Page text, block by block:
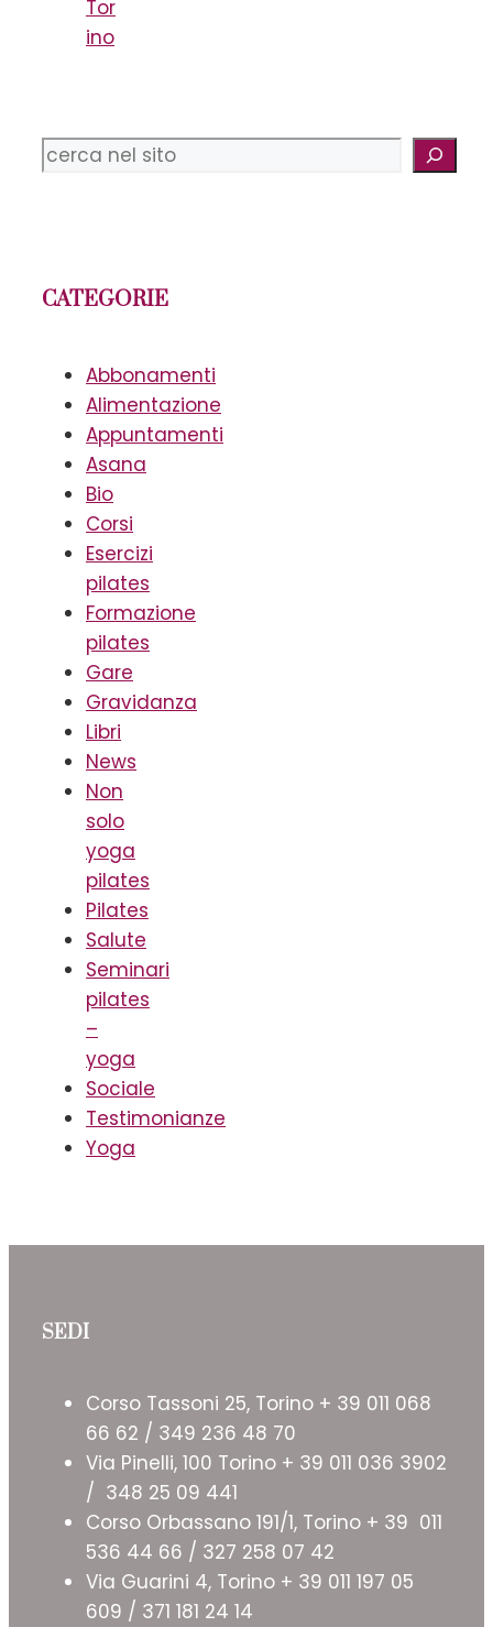
Tor
ino
Cerca
CATEGORIE
Abbonamenti
Alimentazione
Appuntamenti
Asana
Bio
Corsi
Esercizi
pilates
Formazione
pilates
Gare
Gravidanza
Libri
News
Non
solo
yoga
pilates
Pilates
Salute
Seminari
pilates
–
yoga
Sociale
Testimonianze
Yoga
SEDI
Corso Tassoni 25, Torino + 39 011 068
66 62 / 349 236 48 70
Via Pinelli, 100 Torino + 39 011 036 3902
/ 348 25 09 441
Corso Orbassano 191/1, Torino + 39 011
536 44 66 / 327 258 07 42
Via Guarini 4, Torino + 39 011 197 05
609 / 371 181 24 14